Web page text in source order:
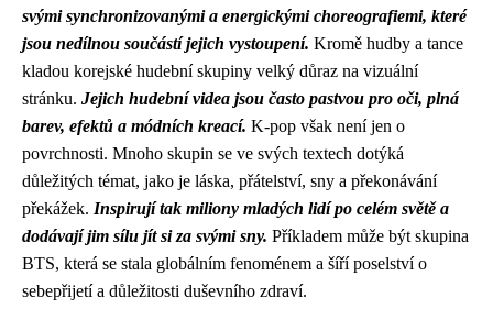
svými synchronizovanými a energickými choreografiemi, které
jsou nedílnou součástí jejich vystoupení. Kromě hudby a tance
kladou korejské hudební skupiny velký důraz na vizuální
stránku. Jejich hudební videa jsou často pastvou pro oči, plná
barev, efektů a módních kreací. K-pop však není jen o
povrchnosti. Mnoho skupin se ve svých textech dotýká
důležitých témat, jako je láska, přátelství, sny a překonávání
překážek. Inspirují tak miliony mladých lidí po celém světě a
dodávají jim sílu jít si za svými sny. Příkladem může být skupina
BTS, která se stala globálním fenoménem a šíří poselství o
sebepřijetí a důležitosti duševního zdraví.